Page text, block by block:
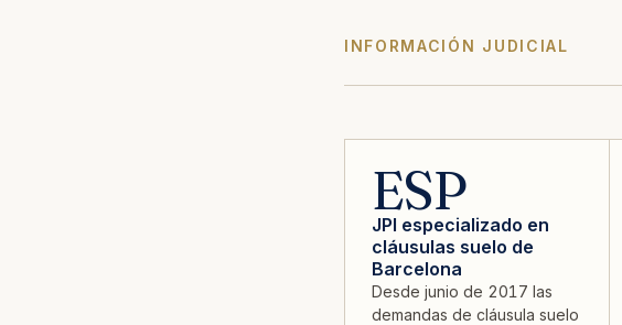
INFORMACIÓN JUDICIAL
ESP
JPI especializado en
cláusulas suelo de
Barcelona
Desde junio de 2017 las
demandas de cláusula suelo